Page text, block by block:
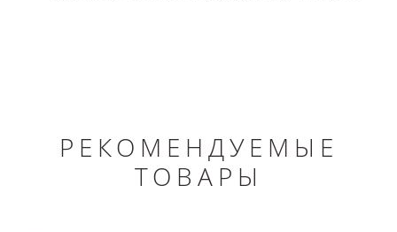
РЕКОМЕНДУЕМЫЕ
ТОВАРЫ